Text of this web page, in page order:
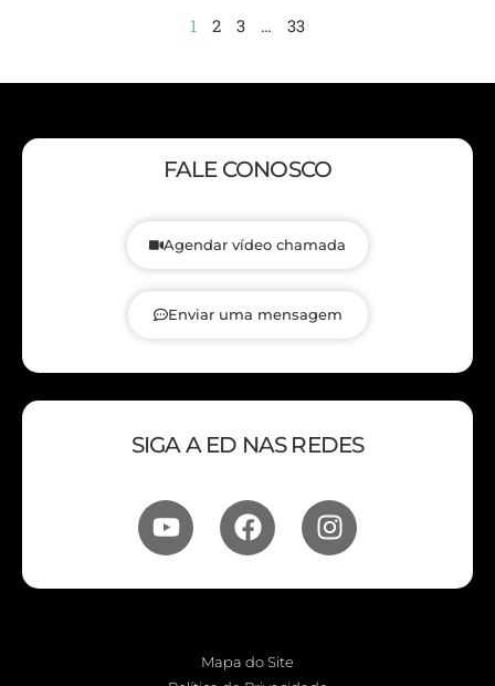
1 2 3 … 33
FALE CONOSCO
Agendar vídeo chamada
Enviar uma mensagem
SIGA A ED NAS REDES
Mapa do Site